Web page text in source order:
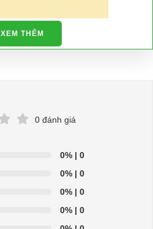
XEM THÊM
0 đánh giá
0% | 0
0% | 0
0% | 0
0% | 0